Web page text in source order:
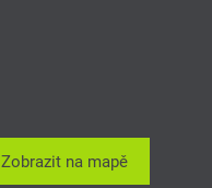
Zobrazit na mapě